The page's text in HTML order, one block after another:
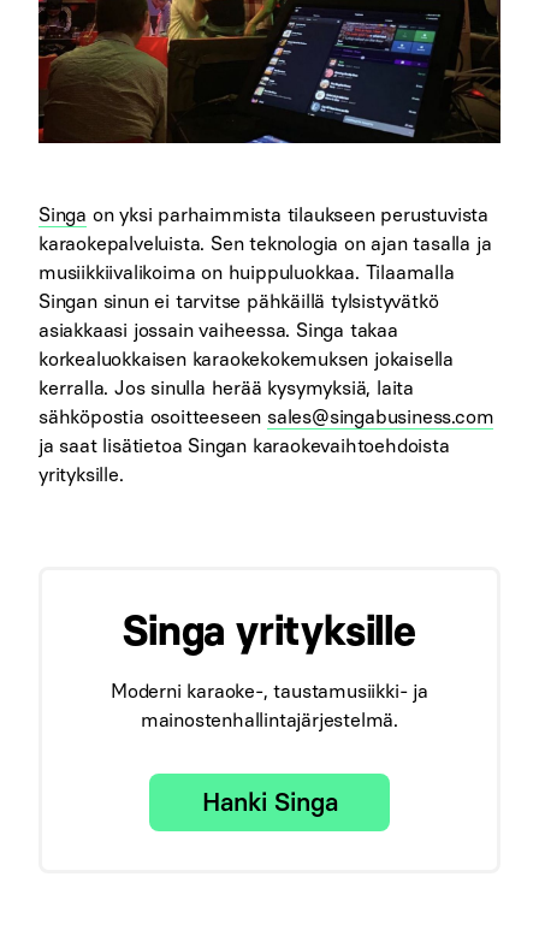
Singa on yksi parhaimmista tilaukseen perustuvista
karaokepalveluista. Sen teknologia on ajan tasalla ja
musiikkiivalikoima on huippuluokkaa. Tilaamalla
Singan sinun ei tarvitse pähkäillä tylsistyvätkö
asiakkaasi jossain vaiheessa. Singa takaa
korkealuokkaisen karaokekokemuksen jokaisella
kerralla. Jos sinulla herää kysymyksiä, laita
sähköpostia osoitteeseen sales@singabusiness.com
ja saat lisätietoa Singan karaokevaihtoehdoista
yrityksille.
Singa yrityksille
Moderni karaoke-, taustamusiikki- ja
mainostenhallintajärjestelmä.
Hanki Singa